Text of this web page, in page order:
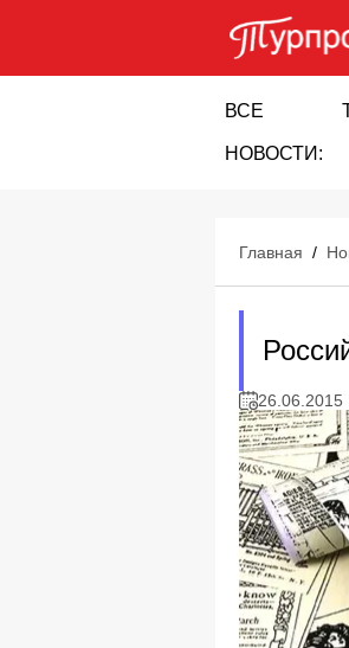
ВСЕ
НОВОСТИ:
Главная /
26.06.2015